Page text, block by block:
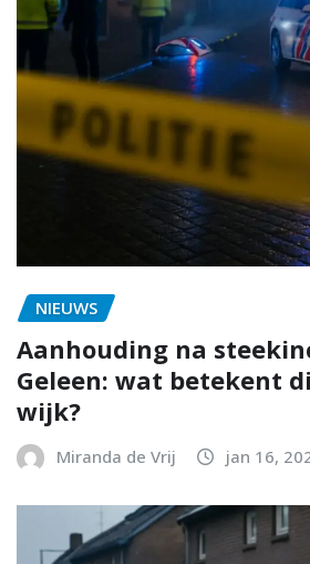
NIEUWS
Aanhouding na
Geleen: wat betekent
wijk?
Miranda de Vrij jan 16,